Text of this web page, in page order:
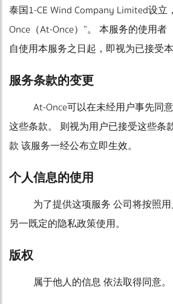
泰国1-CE Wind Company Limited设立
Once（At-Once）”。 本服务的使用者
自使用本服务之日起，即视为已接受
服务条款的变更
At-Once可以在未经用户事先同
这些条款。 则视为用户已接受这些条
款 该服务一经公布立即生效。
个人信息的使用
为了提供这项服务 公司将按照
另一既定的隐私政策使用。
版权
属于他人的信息 依法取得同意。